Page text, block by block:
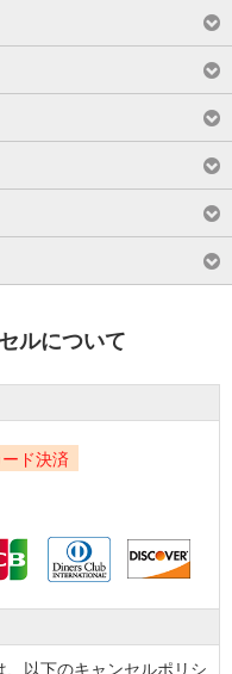
ルについて
ド決済
以下のキャンセルポリシ